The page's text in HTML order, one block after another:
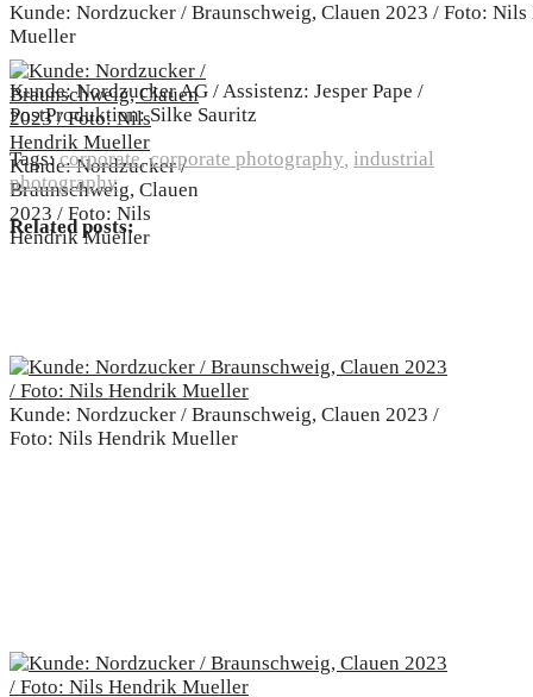
Kunde: Nordzucker / Braunschweig, Clauen 2023 / Foto:
Mueller
Kunde: Nordzucker /
Braunschweig, Clauen
2023 / Foto: Nils
Hendrik Mueller
Kunde: Nordzucker / Braunschweig, Clauen 2023 /
Foto: Nils Hendrik Mueller
Kunde: Nordzucker AG / Assistenz: Jesper Pape /
PostProduktion: Silke Sauritz
Tags: corporate, corporate photography industrial
photography
Related posts: